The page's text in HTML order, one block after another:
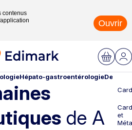
contenus
Ouvrir
Hépato-gastroentérologie
de A
et